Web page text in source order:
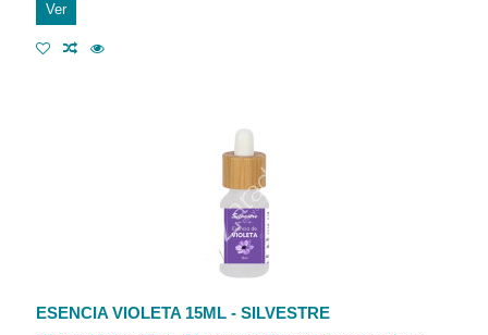
Ver
ESENCIA VIOLETA 15ML - SILVESTRE